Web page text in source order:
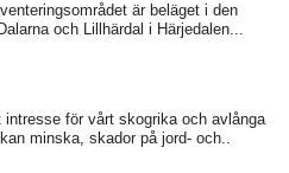
är beläget i den
och Lillhärdal i Härjedalen...
för vårt skogrika och avlånga
minska, skador på jord- och..